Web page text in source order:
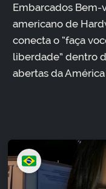
Embarcados Bem-
americano de
conecta o “faça
liberdade” dentro
abertas da América